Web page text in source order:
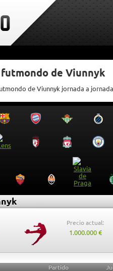
de Viunnyk
de Viunnyk jornada a jornada
Precio actual:
1.000.000 €
Partido